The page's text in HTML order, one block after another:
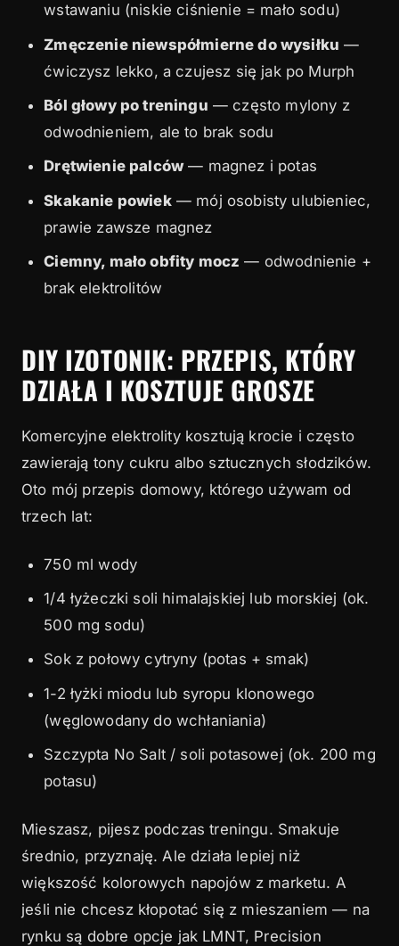
wstawaniu (niskie ciśnienie = mało sodu)
Zmęczenie niewspółmierne do wysiłku —
ćwiczysz lekko, a czujesz się jak po Murph
Ból głowy po treningu — często mylony z
odwodnieniem, ale to brak sodu
Drętwienie palców— magnez i potas
Skakanie powiek— mój osobisty ulubieniec,
prawie zawsze magnez
Ciemny, mało obfity mocz — odwodnienie +
brak elektrolitów
DIY IZOTONIK: PRZEPIS, KTÓRY
DZIAŁA I KOSZTUJE GROSZE
Komercyjne elektrolity kosztują krocie i często
zawierają tony cukru albo sztucznych słodzików.
Oto mój przepis domowy, którego używam od
trzech lat:
750 ml wody
1/4 łyżeczki soli himalajskiej lub morskiej (ok.
500 mg sodu)
Sok z połowy cytryny (potas + smak)
1-2 łyżki miodu lub syropu klonowego
(węglowodany do wchłaniania)
Szczypta No Salt / soli potasowej (ok. 200 mg
potasu)
Mieszasz, pijesz podczas treningu. Smakuje
średnio, przyznaję. Ale działa lepiej niż
większość kolorowych napojów z marketu. A
jeśli nie chcesz kłopotać się z mieszaniem — na
rynku są dobre opcje jak LMNT, Precision